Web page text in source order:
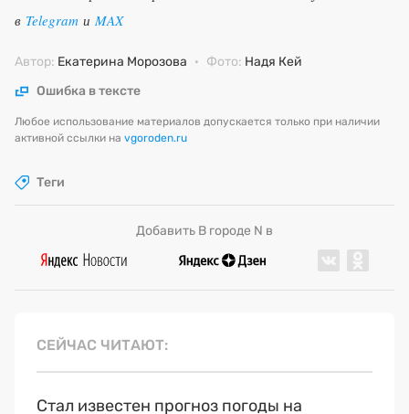
в Telegram и MAX
Автор: Екатерина Морозова · Фото: Надя Кей
Ошибка в тексте
Любое использование материалов допускается только при наличии
активной ссылки на vgoroden.ru
Теги
Добавить В городе N в
СЕЙЧАС ЧИТАЮТ
Стал известен прогноз погоды на